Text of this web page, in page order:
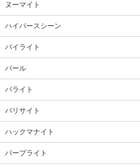
ヌーマイト
ハイパースシーン
パイライト
パール
バライト
バリサイト
ハックマナイト
パープライト